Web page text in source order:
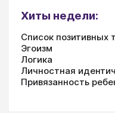
Хиты недели:
Список позитивных
Эгоизм
Логика
Личностная
Привязанность